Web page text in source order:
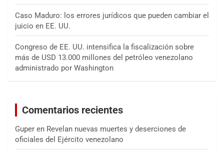
Caso Maduro: los errores jurídicos que pueden cambiar el
juicio en EE. UU.
Congreso de EE. UU. intensifica la fiscalización sobre
más de USD 13.000 millones del petróleo venezolano
administrado por Washington
Comentarios recientes
Guper en Revelan nuevas muertes y deserciones de
oficiales del Ejército venezolano